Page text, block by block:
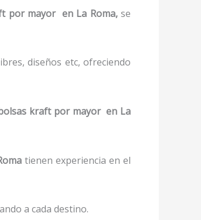
por mayor en La Roma,se
diseños etc, ofreciendo
kraft por mayor en La
tienen experiencia en el
a cada destino.